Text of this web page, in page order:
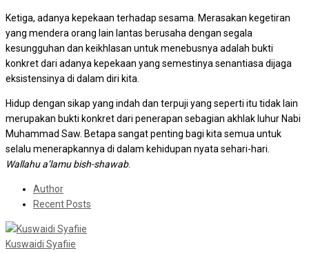
Ketiga, adanya kepekaan terhadap sesama. Merasakan kegetiran
yang mendera orang lain lantas berusaha dengan segala
kesungguhan dan keikhlasan untuk menebusnya adalah bukti
konkret dari adanya kepekaan yang semestinya senantiasa dijaga
eksistensinya di dalam diri kita.
Hidup dengan sikap yang indah dan terpuji yang seperti itu tidak lain
merupakan bukti konkret dari penerapan sebagian akhlak luhur Nabi
Muhammad Saw. Betapa sangat penting bagi kita semua untuk
selalu menerapkannya di dalam kehidupan nyata sehari-hari.
Wallahu a’lamu bish-shawab.
Author
Recent Posts
Kuswaidi Syafiie